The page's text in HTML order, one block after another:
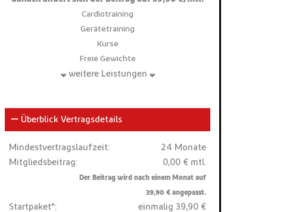
Cardiotraining
Gerätetraining
Kurse
Freie Gewichte
weitere Leistungen
Überblick Vertragsdetails
Mindestvertragslaufzeit:
24 Monate
Mitgliedsbeitrag:
0,00 € mtl.
Der Beitrag wird nach einem Monat auf
39,90 € angepasst.
Startpaket*:
einmalig 39,90 €